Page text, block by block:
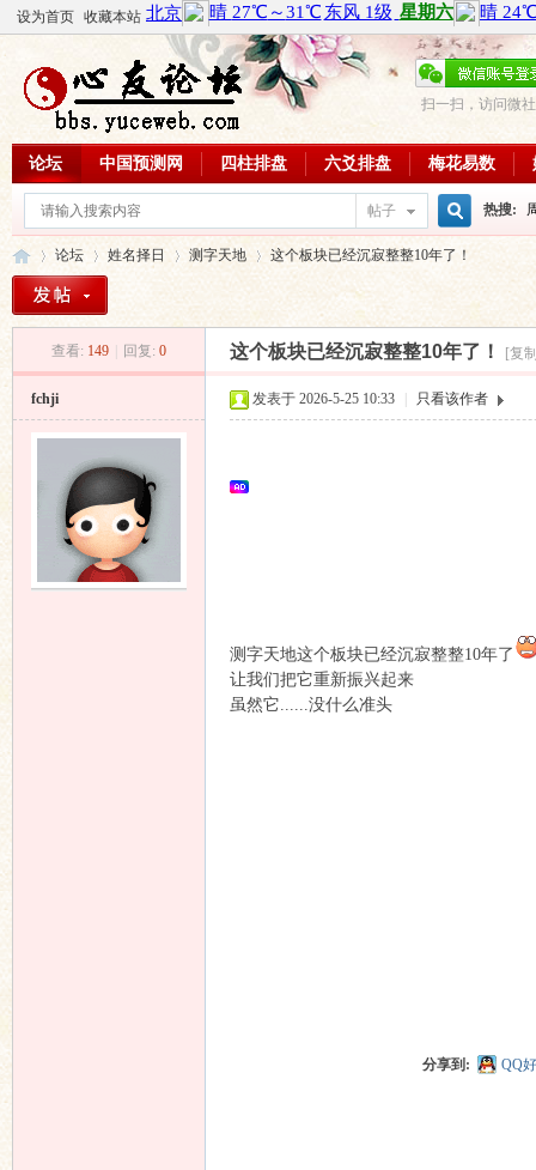
设为首页 收藏本站
扫一扫，访问微
论坛 中国预测网 四柱排盘 六爻排盘 梅花易数
帖子
搜
索
热搜:
周易教
每日一
论坛 姓名择日
›
测字天地
›
这个板块已经沉寂整整10年了！
查看: 149 回复: 0 这个板块已经沉寂整整10年了！ [复
fchji 发表于 2026-5-25 10:33 只看该作者
测字天地这个板块已经沉寂整整10年了
让我们把它重新振兴起来
虽然它......没什么准头
分享到: QQ